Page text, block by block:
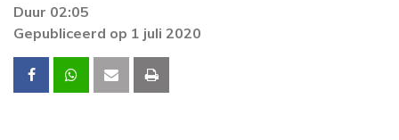
Duur 02:05
Gepubliceerd op 1 juli 2020